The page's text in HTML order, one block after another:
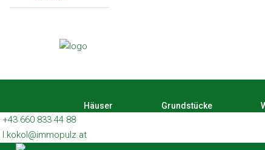
Häuser Grundstücke
+43 660 833 44 88
l.kokol@immopulz.at